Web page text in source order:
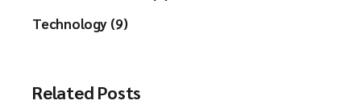
Technology (9)
Related Posts